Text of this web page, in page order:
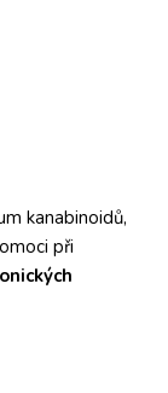
kanabinoidů,
při